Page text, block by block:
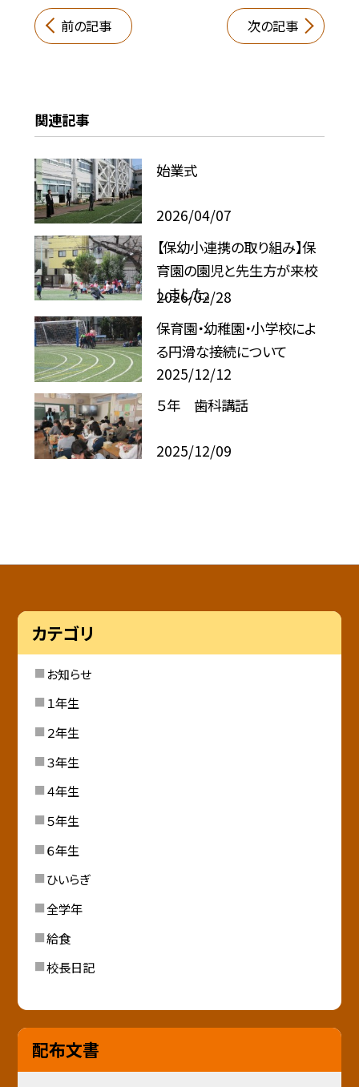
前の記事 次の記事
関連記事
始業式
2026/04/07
【保幼小連携の取り組み】保
育園の園児と先生方が来校
しました。
2026/02/28
保育園・幼稚園・小学校によ
る円滑な接続について
2025/12/12
５年 歯科講話
2025/12/09
カテゴリ
お知らせ
１年生
２年生
３年生
４年生
５年生
６年生
ひいらぎ
全学年
給食
校長日記
配布文書